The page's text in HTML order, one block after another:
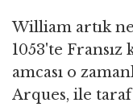
William artık
1053'te
amcası o
Arques, ile taraf